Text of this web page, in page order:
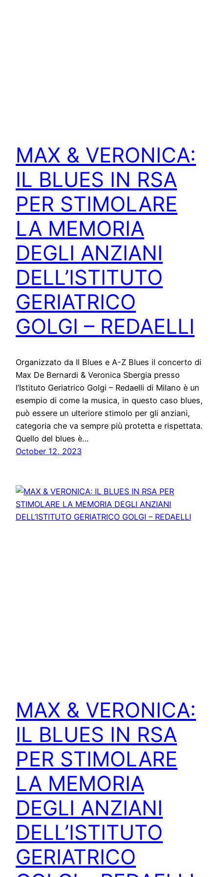
MAX & VERONICA:
IL BLUES IN RSA
PER STIMOLARE
LA MEMORIA
DEGLI ANZIANI
DELL’ISTITUTO
GERIATRICO
GOLGI – REDAELLI
Organizzato da Il Blues e A-Z Blues il concerto di
Max De Bernardi & Veronica Sbergia presso
l’Istituto Geriatrico Golgi – Redaelli di Milano è un
esempio di come la musica, in questo caso blues,
può essere un ulteriore stimolo per gli anziani,
categoria che va sempre più protetta e rispettata.
Quello del blues è…
October 12, 2023
MAX & VERONICA:
IL BLUES IN RSA
PER STIMOLARE
LA MEMORIA
DEGLI ANZIANI
DELL’ISTITUTO
GERIATRICO